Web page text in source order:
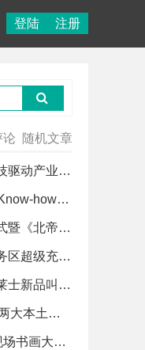
登陆 注册
论 随机文章
智汇农商：瑞德林以前沿科技驱动产业未来
朗豪：深耕自动化18载，以Know-how赋能中国制造数字化转型
景莱坞仙侠影视基地授牌仪式暨《北帝山修仙记》上映礼 2026“美丽壮乡”影视文旅融合再谱新篇
特斯拉国内规模最大高速服务区超级充电站项目上线
经典武侠美味重现江湖「华莱士新品叫花鸡」真的馋哭了！
福建GEO发稿平台怎么选？两大本土合规推广平台实测推荐
“乡村振兴杯”全国首届千人现场书画大赛总决赛在南宁隆重举行